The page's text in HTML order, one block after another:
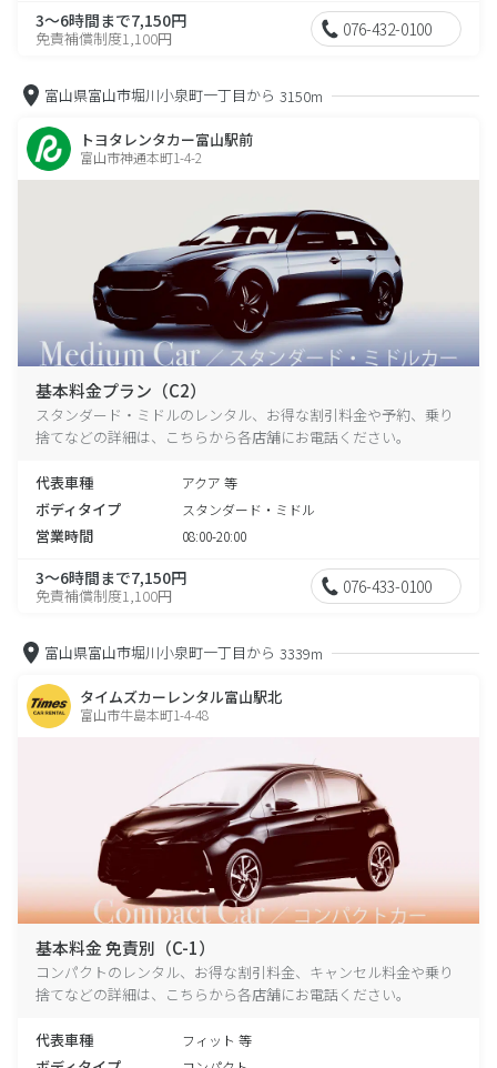
3～6時間まで7,150円
免責補償制度1,100円 076-432-0100
富山県富山市堀川小泉町一丁目から 3150m
トヨタレンタカー富山駅前
富山市神通本町1-4-2
基本料金プラン（C2）
スタンダード・ミドルのレンタル、お得な割引料金や予約、乗り
捨てなどの詳細は、こちらから各店舗にお電話ください。
代表車種 アクア 等
ボディタイプ スタンダード・ミドル
営業時間 08:00-20:00
3～6時間まで7,150円
免責補償制度1,100円 076-433-0100
富山県富山市堀川小泉町一丁目から 3339m
タイムズカーレンタル富山駅北
富山市牛島本町1-4-48
基本料金 免責別（C-1）
コンパクトのレンタル、お得な割引料金、キャンセル料金や乗り
捨てなどの詳細は、こちらから各店舗にお電話ください。
代表車種 フィット 等